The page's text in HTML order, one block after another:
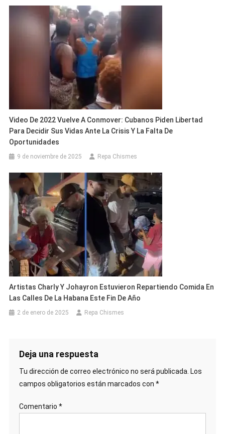
Video De 2022 Vuelve A Conmover: Cubanos Piden Libertad
Para Decidir Sus Vidas Ante La Crisis Y La Falta De
Oportunidades
9 de noviembre de 2025 Repa Chismes
Artistas Charly Y Johayron Estuvieron Repartiendo Comida En
Las Calles De La Habana Este Fin De Año
2 de enero de 2025 Repa Chismes
Deja una respuesta
Tu dirección de correo electrónico no será publicada. Los
campos obligatorios están marcados con *
Comentario *